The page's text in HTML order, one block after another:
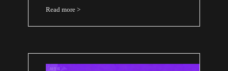
Read more >